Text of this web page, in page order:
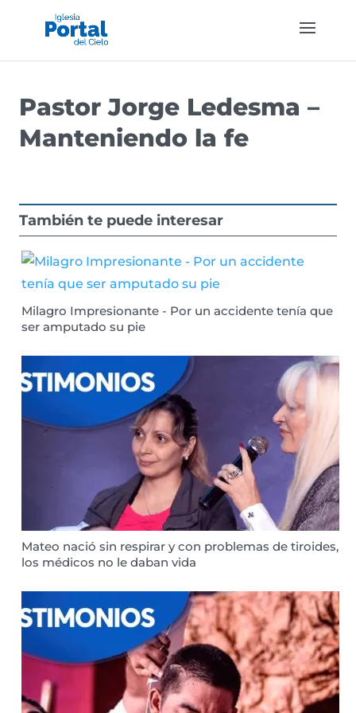
Pastor Jorge Ledesma –
Manteniendo la fe
También te puede interesar
Milagro Impresionante - Por un accidente tenía que
ser amputado su pie
Mateo nació sin respirar y con problemas de tiroides,
los médicos no le daban vida